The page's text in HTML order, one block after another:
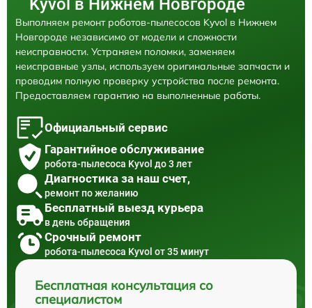
Kyvol в Нижнем Новгороде
Выполняем ремонт роботов-пылесосов Kyvol в Нижнем
Новгороде независимо от модели и сложности
неисправности. Устраняем поломки, заменяем
неисправные узлы, используем оригинальные запчасти и
проводим полную проверку устройства после ремонта.
Предоставляем гарантию на выполненные работы.
Официальный сервис
Гарантийное обслуживание
робота-пылесоса Kyvol до 3 лет
Диагностика за наш счет,
ремонт по желанию
Бесплатный выезд курьера
в день обращения
Срочный ремонт
робота-пылесоса Kyvol от 35 минут
Бесплатная консультация со
специалистом